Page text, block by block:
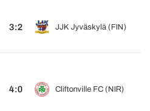
3:2 JJK Jyväskylä (FIN)
4:0 Cliftonville FC (NIR)